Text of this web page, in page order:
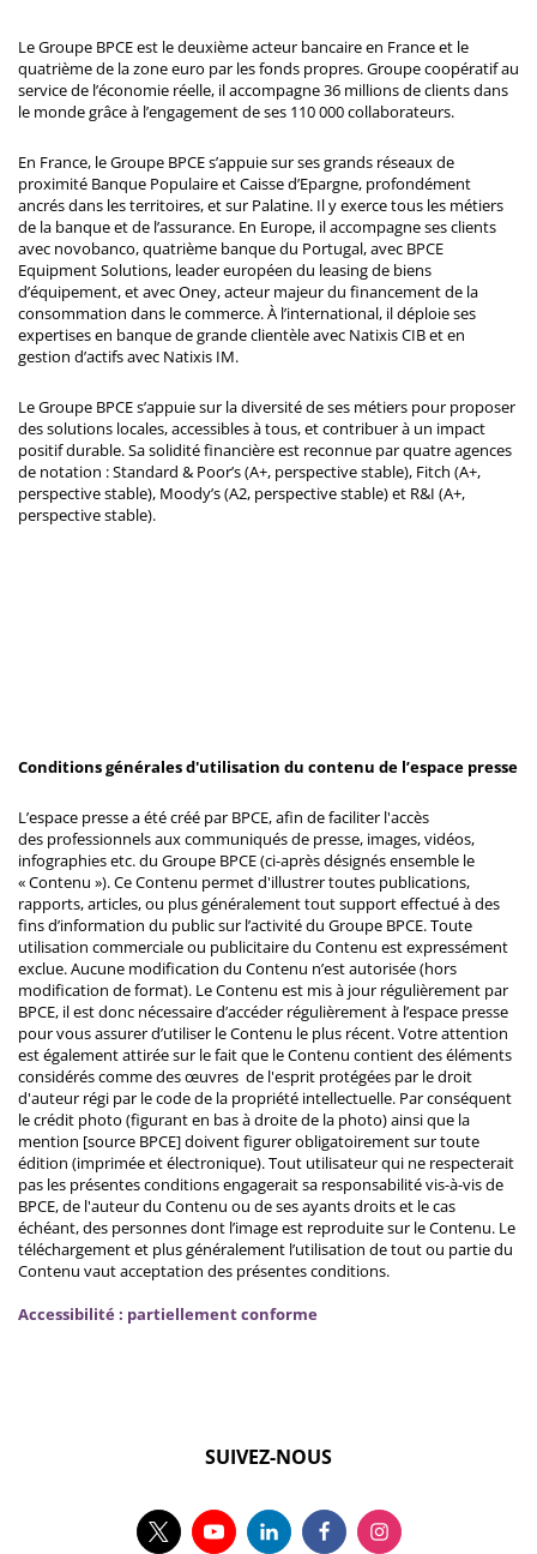
Le Groupe BPCE est le deuxième acteur bancaire en France et le
quatrième de la zone euro par les fonds propres. Groupe coopératif au
service de l’économie réelle, il accompagne 36 millions de clients dans
le monde grâce à l’engagement de ses 110 000 collaborateurs.
En France, le Groupe BPCE s’appuie sur ses grands réseaux de
proximité Banque Populaire et Caisse d’Epargne, profondément
ancrés dans les territoires, et sur Palatine. Il y exerce tous les métiers
de la banque et de l’assurance. En Europe, il accompagne ses clients
avec novobanco, quatrième banque du Portugal, avec BPCE
Equipment Solutions, leader européen du leasing de biens
d’équipement, et avec Oney, acteur majeur du financement de la
consommation dans le commerce. À l’international, il déploie ses
expertises en banque de grande clientèle avec Natixis CIB et en
gestion d’actifs avec Natixis IM.
Le Groupe BPCE s’appuie sur la diversité de ses métiers pour proposer
des solutions locales, accessibles à tous, et contribuer à un impact
positif durable. Sa solidité financière est reconnue par quatre agences
de notation : Standard & Poor’s (A+, perspective stable), Fitch (A+,
perspective stable), Moody’s (A2, perspective stable) et R&I (A+,
perspective stable).
Conditions générales d'utilisation du contenu de l’espace presse
L’espace presse a été créé par BPCE, afin de faciliter l'accès
des professionnels aux communiqués de presse, images, vidéos,
infographies etc. du Groupe BPCE (ci-après désignés ensemble le
« Contenu »). Ce Contenu permet d'illustrer toutes publications,
rapports, articles, ou plus généralement tout support effectué à des
fins d’information du public sur l’activité du Groupe BPCE. Toute
utilisation commerciale ou publicitaire du Contenu est expressément
exclue. Aucune modification du Contenu n’est autorisée (hors
modification de format). Le Contenu est mis à jour régulièrement par
BPCE, il est donc nécessaire d’accéder régulièrement à l’espace presse
pour vous assurer d’utiliser le Contenu le plus récent. Votre attention
est également attirée sur le fait que le Contenu contient des éléments
considérés comme des œuvres de l'esprit protégées par le droit
d'auteur régi par le code de la propriété intellectuelle. Par conséquent
le crédit photo (figurant en bas à droite de la photo) ainsi que la
mention [source BPCE] doivent figurer obligatoirement sur toute
édition (imprimée et électronique). Tout utilisateur qui ne respecterait
pas les présentes conditions engagerait sa responsabilité vis-à-vis de
BPCE, de l'auteur du Contenu ou de ses ayants droits et le cas
échéant, des personnes dont l’image est reproduite sur le Contenu. Le
téléchargement et plus généralement l’utilisation de tout ou partie du
Contenu vaut acceptation des présentes conditions.
Accessibilité : partiellement conforme
SUIVEZ-NOUS